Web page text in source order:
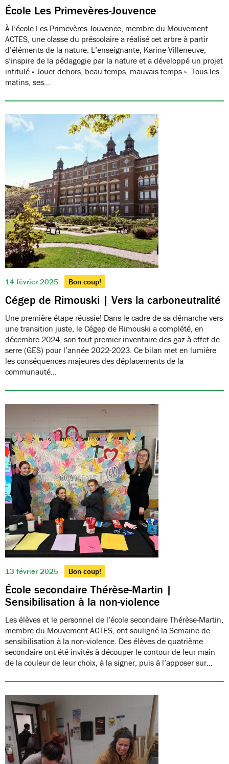
École Les Primevères-Jouvence
À l’école Les Primevères-Jouvence, membre du Mouvement
ACTES, une classe du préscolaire a réalisé cet arbre à partir
d’éléments de la nature. L’enseignante, Karine Villeneuve,
s’inspire de la pédagogie par la nature et a développé un projet
intitulé « Jouer dehors, beau temps, mauvais temps ». Tous les
matins, ses…
14 février 2025 Bon coup!
Cégep de Rimouski | Vers la carboneutralité
Une première étape réussie! Dans le cadre de sa démarche vers
une transition juste, le Cégep de Rimouski a complété, en
décembre 2024, son tout premier inventaire des gaz à effet de
serre (GES) pour l’année 2022-2023. Ce bilan met en lumière
les conséquences majeures des déplacements de la
communauté…
13 février 2025 Bon coup!
École secondaire Thérèse-Martin |
Sensibilisation à la non-violence
Les élèves et le personnel de l’école secondaire Thérèse-Martin,
membre du Mouvement ACTES, ont souligné la Semaine de
sensibilisation à la non-violence. Des élèves de quatrième
secondaire ont été invités à découper le contour de leur main
de la couleur de leur choix, à la signer, puis à l’apposer sur…